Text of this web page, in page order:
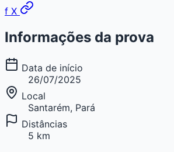
f X
Informações da prova
Data de início
26/07/2025
Local
Santarém, Pará
Distâncias
5 km